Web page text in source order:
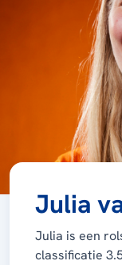
Julia
Julia is een
classificatie